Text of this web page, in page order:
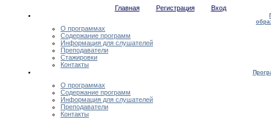
Главная Регистрация Вход
О программах
Содержание программ
Информация для слушателей
Преподаватели
Стажировки
Контакты
О программах
Содержание программ
Информация для слушателей
Преподаватели
Контакты